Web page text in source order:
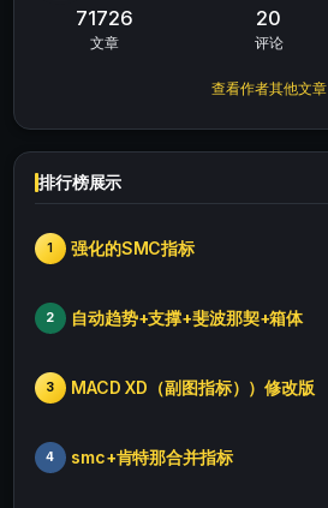
71726
文章
20
评论
查看作者其他文章
排行榜展示
1 强化的SMC指标
2 自动趋势+支撑+斐波那契+箱体
3 MACD XD（副图指标））修改版
4 smc+肯特那合并指标